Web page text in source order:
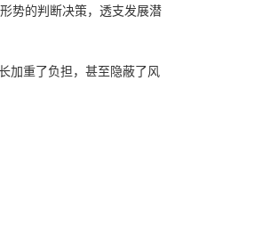
势的判断决策，透支发展潜
加重了负担，甚至隐蔽了风